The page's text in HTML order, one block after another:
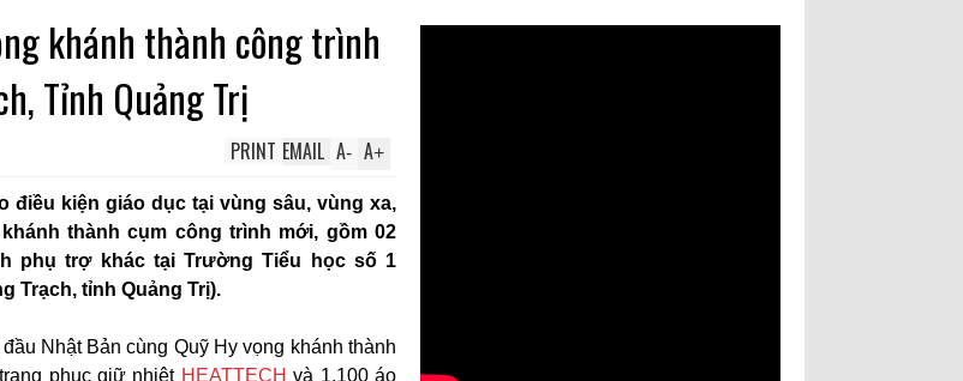
khánh thành công trình
Tỉnh Quảng Trị
A+
A-
EMAIL
PRINT
điều kiện giáo dục tại vùng sâu, vùng xa,
thành cụm công trình mới, gồm 02
phụ trợ khác tại Trường Tiểu học số 1
Trạch, tỉnh Quảng Trị).
Nhật Bản cùng Quỹ Hy vọng khánh thành
phục giữ nhiệt HEATTECH và 1.100 áo